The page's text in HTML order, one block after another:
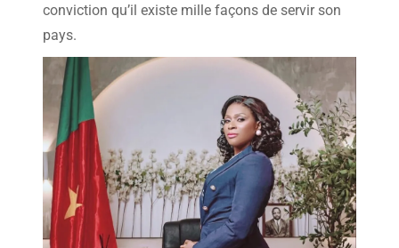
conviction qu’il existe mille façons de servir son
pays.